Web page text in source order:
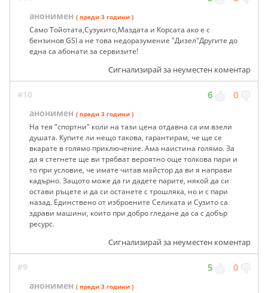
анонимен ( преди 3 години )
Само Тойотата,Сузукито,Маздата и Корсата ако е с
бензинов GSI а не това недоразумение "Дизел"Другите до
една са абонати за сервизите!
Сигнализирай за неуместен коментар
#10 6 0
анонимен ( преди 3 години )
На тея "спортни" коли на тази цена отдавна са им взели
душата. Купите ли нещо такова, гарантирам, че ще се
вкарате в голямо приключение. Ама наистина голямо. За
да я стегнете ще ви трябват вероятно още толкова пари и
то при условие, че имате читав майстор да ви я направи
кадърно. Защото може да ги дадете парите, някой да си
остави ръцете и да си останете с трошляка, но и с пари
назад. Единствено от изброените Селиката и Сузито са
здрави машини, които при добро гледане да са с добър
ресурс.
Сигнализирай за неуместен коментар
#9 5 0
анонимен ( преди 3 години )